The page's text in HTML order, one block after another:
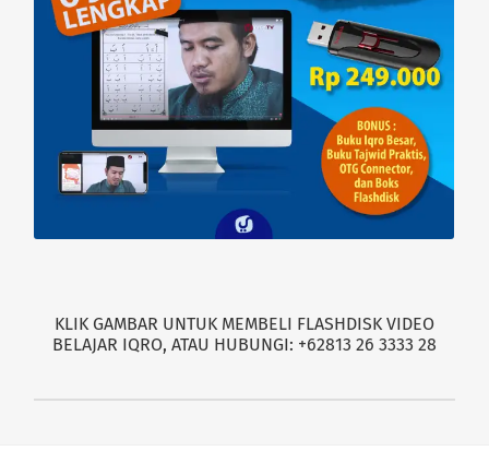
KLIK GAMBAR UNTUK MEMBELI FLASHDISK VIDEO
BELAJAR IQRO, ATAU HUBUNGI: +62813 26 3333 28